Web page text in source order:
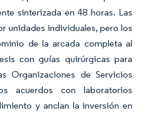
sinterizada en 48 horas. Las
unidades individuales, pero los
de la arcada completa al
con guías quirúrgicas para
Organizaciones de Servicios
acuerdos con laboratorios
y anclan la inversión en